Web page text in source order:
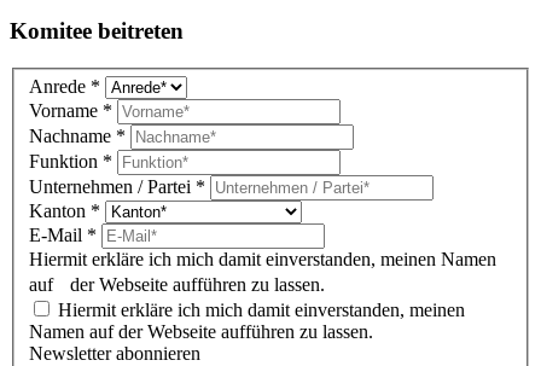
Komitee beitreten
Komitee
DE
(overlay)
Anrede *
Vorname *
Nachname *
Funktion *
Unternehmen / Partei *
Kanton *
E-Mail *
Hiermit erkläre ich mich damit einverstanden, meinen Namen
auf der Webseite aufführen zu lassen.
Hiermit erkläre ich mich damit einverstanden, meinen
Namen auf der Webseite aufführen zu lassen.
Newsletter abonnieren